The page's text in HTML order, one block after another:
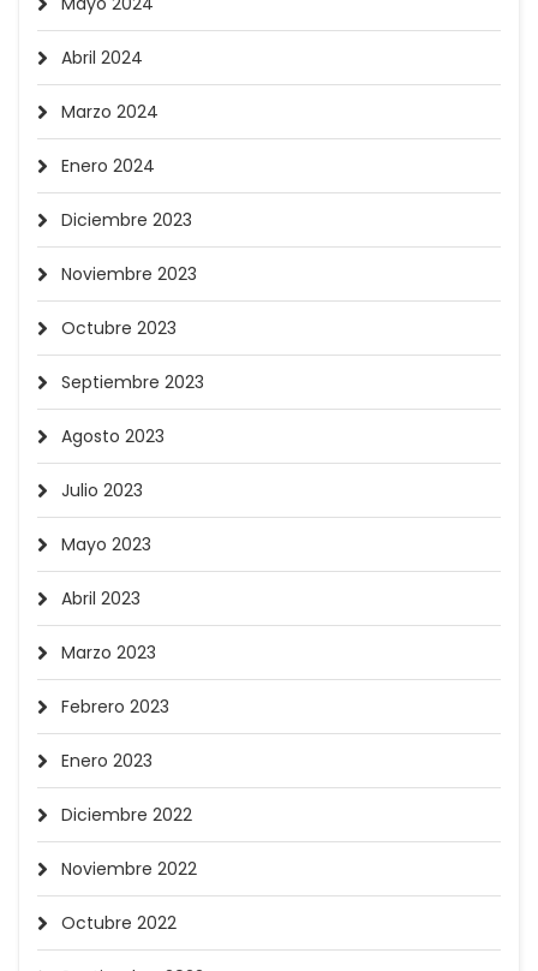
Abril 2024
Marzo 2024
Enero 2024
Diciembre 2023
Noviembre 2023
Octubre 2023
Septiembre 2023
Agosto 2023
Julio 2023
Mayo 2023
Abril 2023
Marzo 2023
Febrero 2023
Enero 2023
Diciembre 2022
Noviembre 2022
Octubre 2022